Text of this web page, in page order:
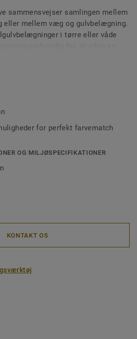
sammensvejser samlingen mellem
eller mellem væg og gulvbelægning.
i tørre eller våde
også for at få en korrekt
forhindrer, at snavs sætter sig
fås i ens- eller flerfarvet,
dine gulve eller til at skabe
for perfekt farvematch
OG MILJØSPECIFIKATIONER
KONTAKT OS